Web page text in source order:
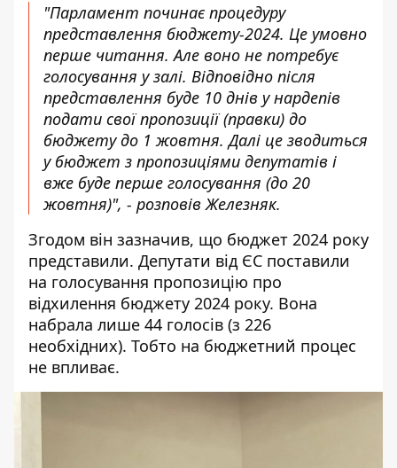
"Парламент починає процедуру
представлення бюджету-2024. Це умовно
перше читання. Але воно не потребує
голосування у залі. Відповідно після
представлення буде 10 днів у нардепів
подати свої пропозиції (правки) до
бюджету до 1 жовтня. Далі це зводиться
у бюджет з пропозиціями депутатів і
вже буде перше голосування (до 20
жовтня)", - розповів Железняк.
Згодом він зазначив, що бюджет 2024 року
представили. Депутати від ЄС поставили
на голосування пропозицію про
відхилення бюджету 2024 року. Вона
набрала лише 44 голосів (з 226
необхідних). Тобто на бюджетний процес
не впливає.